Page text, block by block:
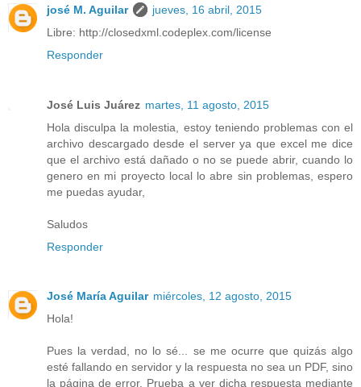
josé M. Aguilar
jueves, 16 abril, 2015
Libre: http://closedxml.codeplex.com/license
Responder
José Luis Juárez martes, 11 agosto, 2015
Hola disculpa la molestia, estoy teniendo problemas con el
archivo descargado desde el server ya que excel me dice
que el archivo está dañado o no se puede abrir, cuando lo
genero en mi proyecto local lo abre sin problemas, espero
me puedas ayudar,
Saludos
Responder
José María Aguilar miércoles, 12 agosto, 2015
Hola!
Pues la verdad, no lo sé... se me ocurre que quizás algo
esté fallando en servidor y la respuesta no sea un PDF, sino
la página de error. Prueba a ver dicha respuesta mediante